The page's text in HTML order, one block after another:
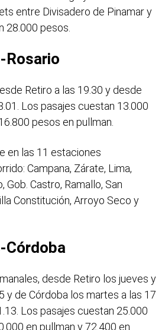
entre Divisadero de Pinamar y
28.000 pesos.
Rosario
Retiro a las 19.30 y desde
Los pasajes cuestan 13.000
pesos en pullman.
en las 11 estaciones
Campana, Zárate, Lima,
Gob. Castro, Ramallo, San
Constitución, Arroyo Seco y
Córdoba
desde Retiro los jueves y
y de Córdoba los martes a las 17
Los pasajes cuestan 25.000
en pullman y 72.400 en